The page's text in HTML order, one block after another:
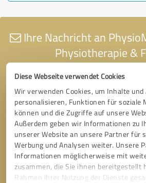
Diese Webseite verwendet Cookies
Wir verwenden Cookies, um Inhalte und
personalisieren, Funktionen für soziale
können und die Zugriffe auf unsere
Außerdem geben wir Informationen zu
unserer Website an unsere Partner für
Werbung und Analysen weiter. Unsere
Informationen möglicherweise mit
zusammen, die Sie ihnen bereitgestellt
Rahmen Ihrer Nutzung der Dienste
Ihre Nachricht an
Physiotherapie &